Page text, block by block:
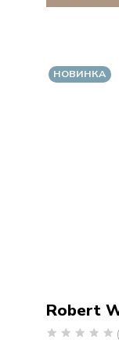
НОВИНКА
Robert